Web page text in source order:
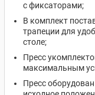
с фиксаторами;
В комплект
трапеции для
столе;
Пресс
максимальным
Пресс